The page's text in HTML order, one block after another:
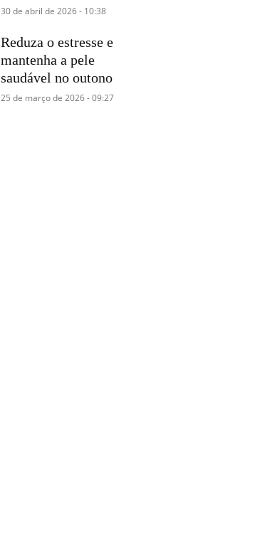
30 de abril de 2026 - 10:38
Reduza o estresse e
mantenha a pele
saudável no outono
25 de março de 2026 - 09:27